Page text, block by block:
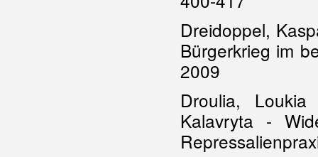
Dreidoppel,
Bürgerkrieg im
2009
Droulia,
Kalavryta -